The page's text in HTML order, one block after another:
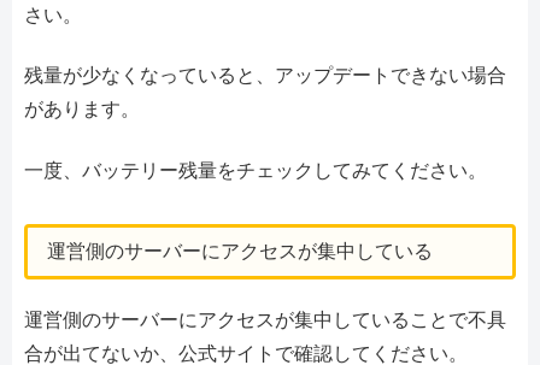
さい。
残量が少なくなっていると、アップデートできない場合
があります。
一度、バッテリー残量をチェックしてみてください。
運営側のサーバーにアクセスが集中している
運営側のサーバーにアクセスが集中していることで不具
合が出てないか、公式サイトで確認してください。